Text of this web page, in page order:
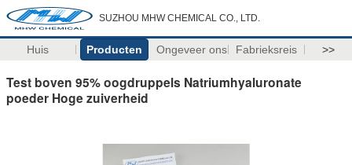
SUZHOU MHW CHEMICAL CO., LTD.
Huis Producten Ongeveer ons Fabrieksreis >>
Test boven 95% oogdruppels Natriumhyaluronate
poeder Hoge zuiverheid